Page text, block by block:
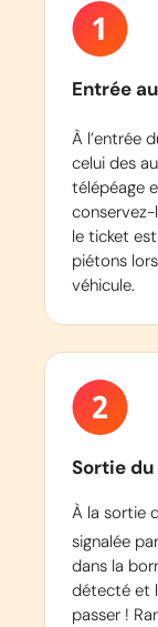
Entrée
À l’entrée
celui des
télépéage
conservez-
le ticket
piétons
véhicule.
Sortie
À la sortie
signalée
dans la
détecté et
passer !